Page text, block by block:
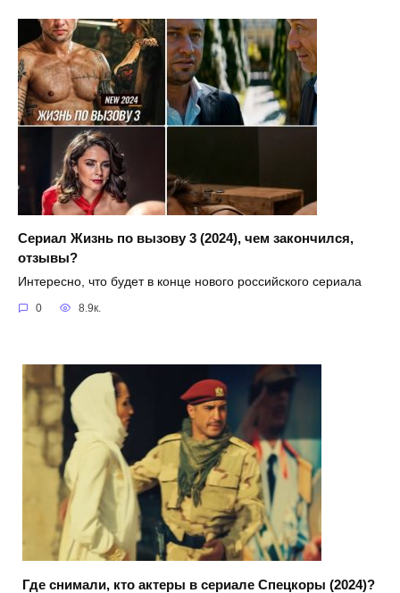
Сериал Жизнь по вызову 3 (2024), чем закончился,
отзывы?
Интересно, что будет в конце нового российского сериала
0 8.9к.
Где снимали, кто актеры в сериале Спецкоры (2024)?